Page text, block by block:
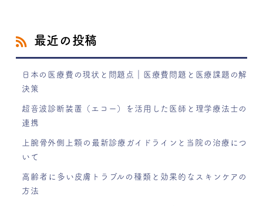
最近の投稿
日本の医療費の現状と問題点｜医療費問題と医療課題の解
決策
超音波診断装置（エコー）を活用した医師と理学療法士の
連携
上腕骨外側上顆の最新診療ガイドラインと当院の治療につ
いて
高齢者に多い皮膚トラブルの種類と効果的なスキンケアの
方法